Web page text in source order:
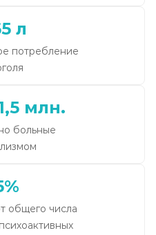
л
потребление
млн.
больные
общего числа